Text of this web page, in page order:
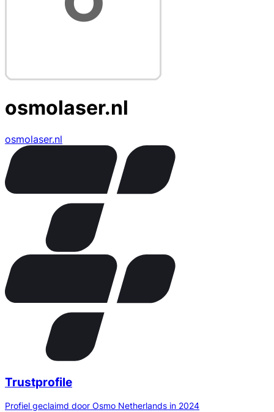
osmolaser.nl
osmolaser.nl
Trustprofile
Profiel geclaimd door Osmo Netherlands in 2024